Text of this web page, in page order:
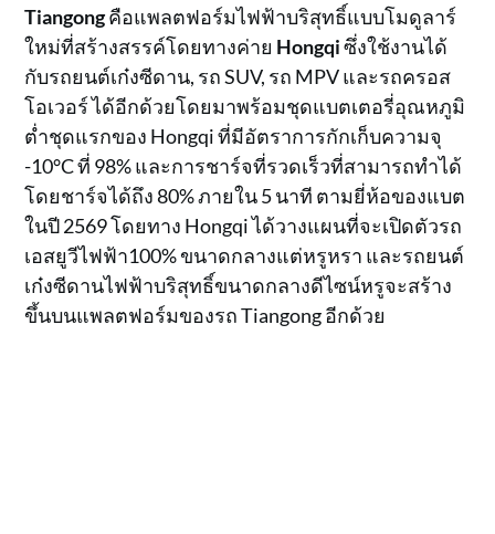
Tiangongคือแพลตฟอร์มไฟฟ้าบริสุทธิ์แบบโมดูลาร์
ใหม่ที่สร้างสรรค์โดยทางค่าย Hongqiซึ่งใช้งานได้
กับรถยนต์เก๋งซีดาน, รถ SUV, รถ MPV และรถครอส
โอเวอร์ ได้อีกด้วยโดยมาพร้อมชุดแบตเตอรี่อุณหภูมิ
ต่ำชุดแรกของ Hongqi ที่มีอัตราการกักเก็บความจุ
-10°C ที่ 98% และการชาร์จที่รวดเร็วที่สามารถทำได้
โดยชาร์จได้ถึง 80% ภายใน 5 นาที ตามยี่ห้อของแบต
ในปี 2569 โดยทาง Hongqi ได้วางแผนที่จะเปิดตัวรถ
เอสยูวีไฟฟ้า100% ขนาดกลางแต่หรูหรา และรถยนต์
เก๋งซีดานไฟฟ้าบริสุทธิ์ขนาดกลางดีไซน์หรูจะสร้าง
ขึ้นบนแพลตฟอร์มของรถ Tiangong อีกด้วย